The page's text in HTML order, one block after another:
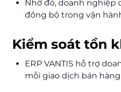
Nhờ đó, doanh nghiệp
đồng bộ trong vận
Kiểm soát tồn
ERP VANTIS hỗ trợ
mỗi giao dịch bán